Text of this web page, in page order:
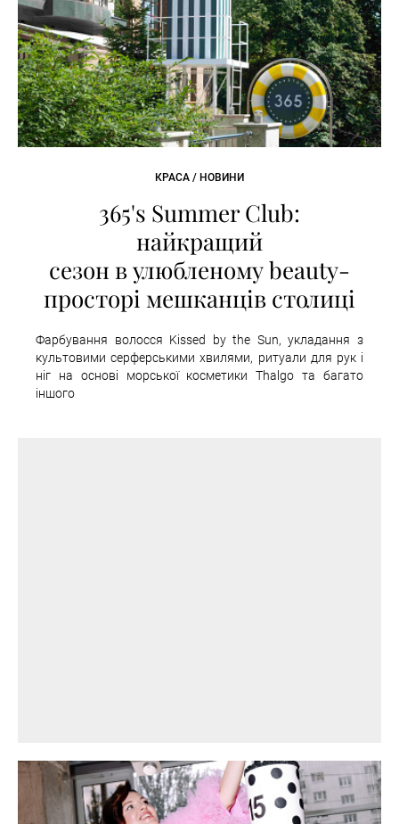
КРАСА / НОВИНИ
365's Summer Club:
найкращий
сезон в улюбленому beauty-
просторі мешканців столиці
Фарбування волосся Kissed by the Sun, укладання з
культовими серферськими хвилями, ритуали для рук і
ніг на основі морської косметики Thalgo та багато
іншого